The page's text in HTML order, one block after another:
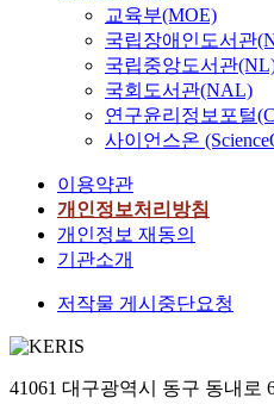
교육부(MOE)
국립장애인도서관
국립중앙도서관
국회도서관(NAL)
연구윤리정보포털
사이언스온
이용약관
개인정보처리방침
개인정보 재동의
기관소개
저작물 게시중단요청
41061 대구광역시 동구 동내로